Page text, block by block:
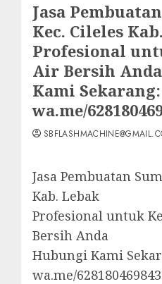
Jasa
Kec. Cileles
Profesional
Air Bersih
Kami Sekarang:
wa.me/
Jasa Pembuatan
Kab. Lebak
Profesional untuk
Bersih Anda
Hubungi Kami
wa.me/